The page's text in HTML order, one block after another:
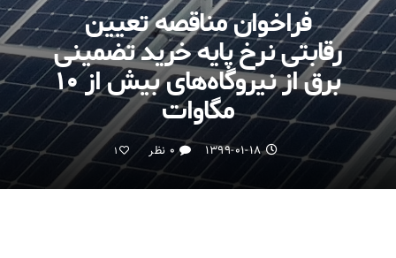
فراخوان مناقصه تعیین
رقابتی نرخ پایه خرید تضمینی
برق از نیروگاه‌های بیش از ۱۰
مگاوات
۱۳۹۹-۰۱-۱۸ ۰ نظر 1